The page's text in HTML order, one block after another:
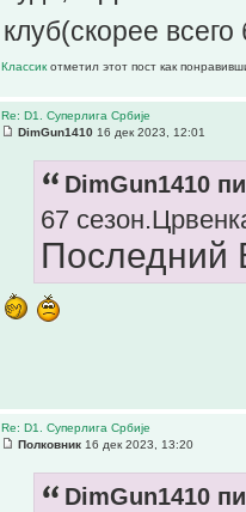
клуб(скорее
Классикотметил этот пост как
Re: D1. Суперлига Србије
DimGun1410 16 дек 2023, 12:01
DimGun1410
67
Последний
Re: D1. Суперлига Србије
Полковник 16 дек 2023, 13:20
DimGun1410